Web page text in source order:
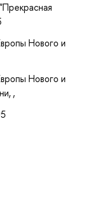
Нового и
Нового и
,